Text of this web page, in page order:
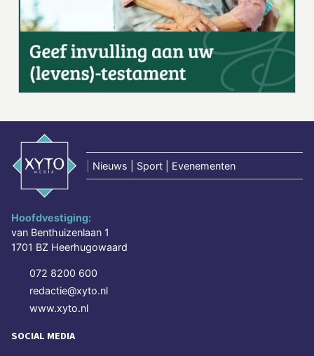
Nieuws | Sport | Evenementen
Hoofdvestiging:
van Benthuizenlaan 1
1701 BZ Heerhugowaard
072 8200 600
redactie@xyto.nl
www.xyto.nl
SOCIAL MEDIA